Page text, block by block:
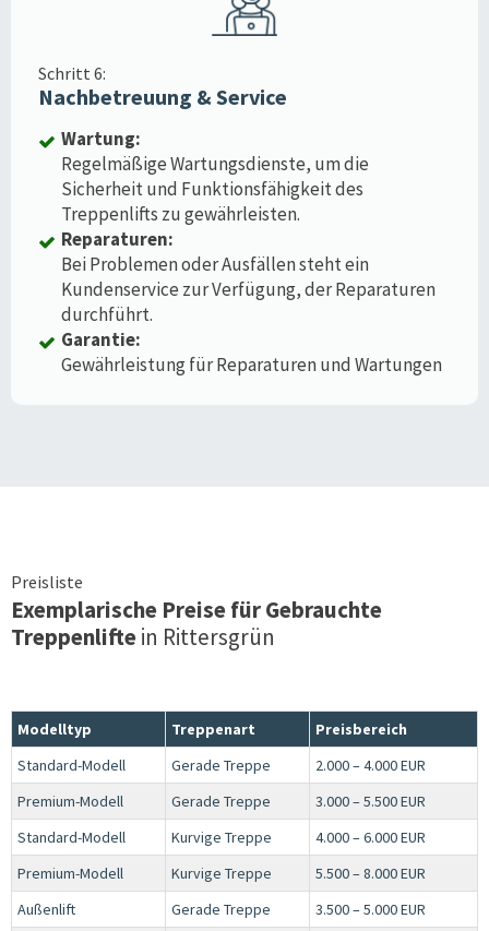
Schritt 6:
Nachbetreuung & Service
Wartung:
Regelmäßige Wartungsdienste, um die
Sicherheit und Funktionsfähigkeit des
Treppenlifts zu gewährleisten.
Reparaturen:
Bei Problemen oder Ausfällen steht ein
Kundenservice zur Verfügung, der Reparaturen
durchführt.
Garantie:
Gewährleistung für Reparaturen und Wartungen
Preisliste
Exemplarische Preise für Gebrauchte
Treppenliftein Rittersgrün
Modelltyp Treppenart
Preisbereich
Standard-Modell
Gerade Treppe
2.000 – 4.000 EUR
Premium-Modell
Gerade Treppe
3.000 – 5.500 EUR
Standard-Modell
Kurvige Treppe
4.000 – 6.000 EUR
Premium-Modell
Kurvige Treppe
5.500 – 8.000 EUR
Außenlift
Gerade Treppe
3.500 – 5.000 EUR